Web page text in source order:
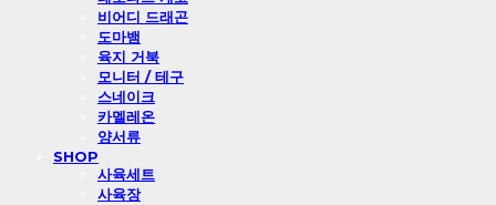
비어디 드래곤
도마뱀
육지 거북
모니터 / 테구
스네이크
카멜레온
양서류
SHOP
사육세트
사육장